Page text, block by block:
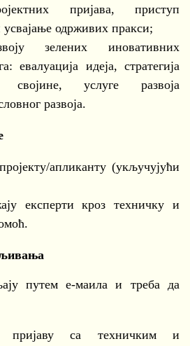
пријава, приступ
одрживих пракси;
зелених иновативних
евалуација идеја, стратегија
својине, услуге развоја
развоја.
апликанту (укључујући
експерти кроз техничку и
путем е-маила и треба да
пријаву са техничким и